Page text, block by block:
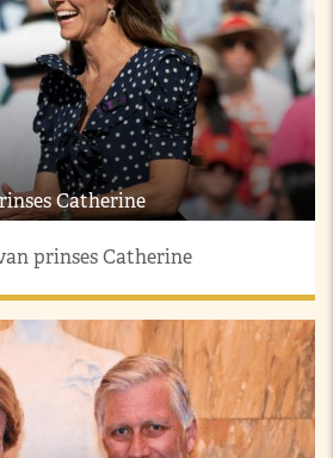
Catherine
prinses Catherine